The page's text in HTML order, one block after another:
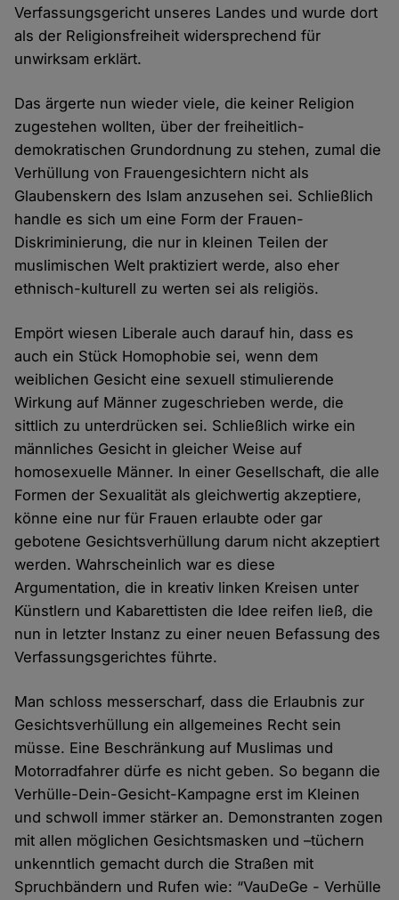
Verfassungsgericht unseres Landes und wurde dort
als der Religionsfreiheit widersprechend für
unwirksam erklärt.
Das ärgerte nun wieder viele, die keiner Religion
zugestehen wollten, über der freiheitlich-
demokratischen Grundordnung zu stehen, zumal die
Verhüllung von Frauengesichtern nicht als
Glaubenskern des Islam anzusehen sei. Schließlich
handle es sich um eine Form der Frauen-
Diskriminierung, die nur in kleinen Teilen der
muslimischen Welt praktiziert werde, also eher
ethnisch-kulturell zu werten sei als religiös.
Empört wiesen Liberale auch darauf hin, dass es
auch ein Stück Homophobie sei, wenn dem
weiblichen Gesicht eine sexuell stimulierende
Wirkung auf Männer zugeschrieben werde, die
sittlich zu unterdrücken sei. Schließlich wirke ein
männliches Gesicht in gleicher Weise auf
homosexuelle Männer. In einer Gesellschaft, die alle
Formen der Sexualität als gleichwertig akzeptiere,
könne eine nur für Frauen erlaubte oder gar
gebotene Gesichtsverhüllung darum nicht akzeptiert
werden. Wahrscheinlich war es diese
Argumentation, die in kreativ linken Kreisen unter
Künstlern und Kabarettisten die Idee reifen ließ, die
nun in letzter Instanz zu einer neuen Befassung des
Verfassungsgerichtes führte.
Man schloss messerscharf, dass die Erlaubnis zur
Gesichtsverhüllung ein allgemeines Recht sein
müsse. Eine Beschränkung auf Muslimas und
Motorradfahrer dürfe es nicht geben. So begann die
Verhülle-Dein-Gesicht-Kampagne erst im Kleinen
und schwoll immer stärker an. Demonstranten zogen
mit allen möglichen Gesichtsmasken und –tüchern
unkenntlich gemacht durch die Straßen mit
Spruchbändern und Rufen wie: “VauDeGe - Verhülle